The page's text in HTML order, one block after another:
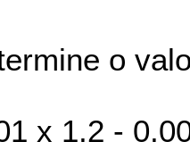
o
x 1,2 -